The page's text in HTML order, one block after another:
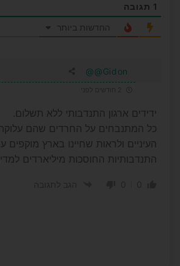
1 תגובה
החדשות ביותר
Gidon@@
ידידים ארגון התנדבותי ללא תשלום.
כל המתנבחים על החרדים שהם
העיניים ולראות שחיינו בארץ מוקפים
התנדבותיות החוסכות מיליארדים